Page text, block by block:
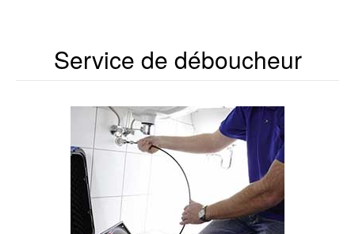
Service de déboucheur